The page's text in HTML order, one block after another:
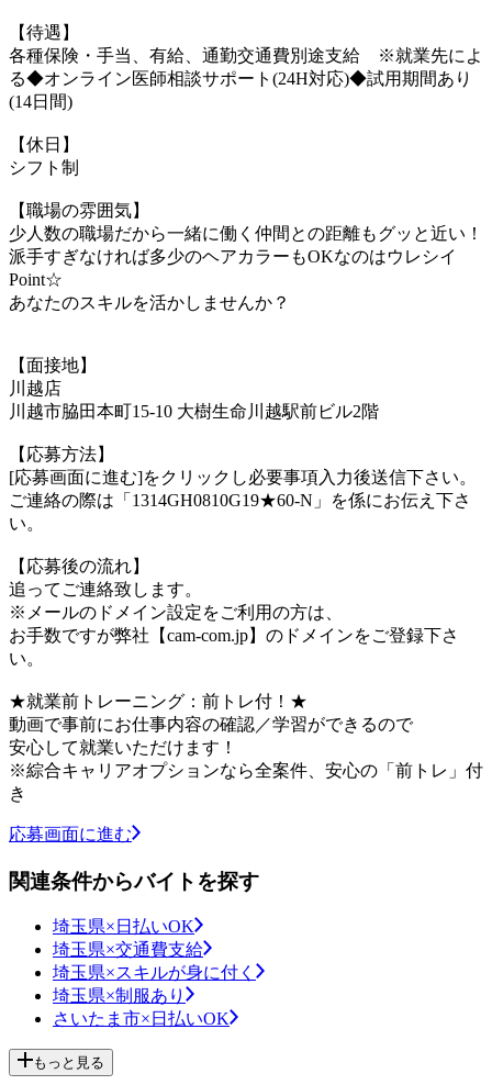
【待遇】
各種保険・手当、有給、通勤交通費別途支給 ※就業先によ
る◆オンライン医師相談サポート(24H対応)◆試用期間あり
(14日間)
【休日】
シフト制
【職場の雰囲気】
少人数の職場だから一緒に働く仲間との距離もグッと近い！
派手すぎなければ多少のヘアカラーもOKなのはウレシイ
Point☆
あなたのスキルを活かしませんか？
【面接地】
川越店
川越市脇田本町15-10 大樹生命川越駅前ビル2階
【応募方法】
[応募画面に進む]をクリックし必要事項入力後送信下さい。
ご連絡の際は「1314GH0810G19★60-N」を係にお伝え下さ
い。
【応募後の流れ】
追ってご連絡致します。
※メールのドメイン設定をご利用の方は、
お手数ですが弊社【cam-com.jp】のドメインをご登録下さ
い。
★就業前トレーニング：前トレ付！★
動画で事前にお仕事内容の確認／学習ができるので
安心して就業いただけます！
※綜合キャリアオプションなら全案件、安心の「前トレ」付
き
応募画面に進む
関連条件からバイトを探す
埼玉県×日払いOK
埼玉県×交通費支給
埼玉県×スキルが身に付く
埼玉県×制服あり
さいたま市×日払いOK
もっと見る